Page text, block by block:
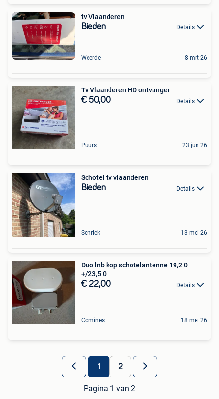
tv Vlaanderen
Bieden Details
Weerde 8 mrt 26
Tv Vlaanderen HD ontvanger
€ 50,00 Details
Puurs 23 jun 26
Schotel tv vlaanderen
Bieden Details
Schriek 13 mei 26
Duo lnb kop schotelantenne 19,2 0
+/23,5 0
€ 22,00 Details
Comines 18 mei 26
1 2
Pagina 1 van 2